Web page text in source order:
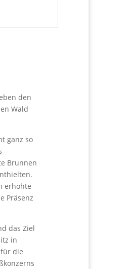
den
Wald
ganz so
Brunnen
erhöhte
Präsenz
das Ziel
in
die